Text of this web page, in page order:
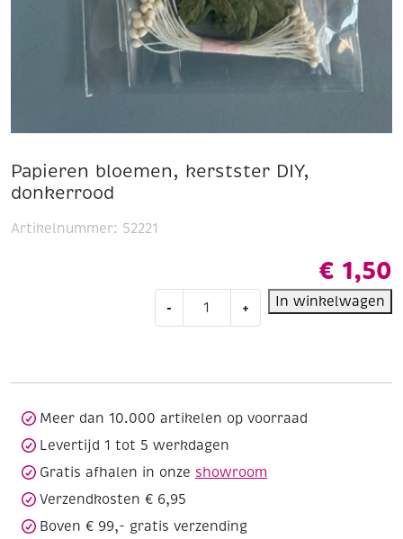
Papieren bloemen, kerstster DIY,
donkerrood
€ 1,50
- + In winkelwagen
Artikelnummer: 52221
Meer dan 10.000 artikelen op voorraad
Levertijd 1 tot 5 werkdagen
Gratis afhalen in onze showroom
Verzendkosten € 6,95
Boven € 99,- gratis verzending